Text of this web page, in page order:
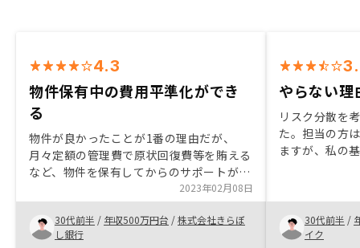
4.3
物件保有中の費用平準化ができ
る
物件が良かったことが1番の理由だが、
月々定額の管理費で原状回復費等を賄える
など、物件を保有してからのサポートが手
厚いのも非常にメリットに感じた。また、
仲介手数料が掛からないのも投資効率が上
がること、物件の引き渡しまでがスピーデ
ィーなのも良かった。
2023年02月08日
30代前半 / 年収500万円台 /株式会社きらぼ
し銀行
やらない理
リスク分散を
た。担当の方
ますが、私の
と思っていま
30代前半 /
イク